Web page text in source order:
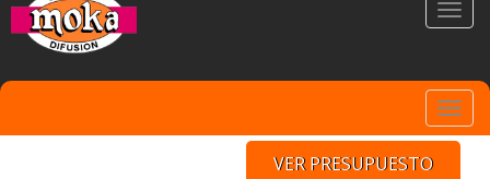
VER PRESUPUESTO